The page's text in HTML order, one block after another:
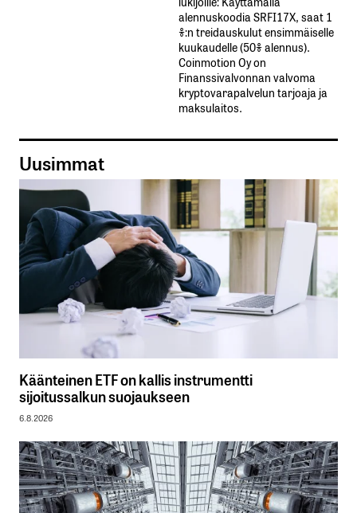
alennuskoodia​ ​SRFI17X,​ ​saat​ ​1
%:n treidauskulut​ ​ensimmäiselle​ ​
kuukaudelle​ ​(50%​ ​alennus).
Coinmotion Oy on
Finanssivalvonnan valvoma
kryptovarapalvelun tarjoaja ja
maksulaitos.
Uusimmat
Käänteinen ETF on kallis instrumentti
sijoitussalkun suojaukseen
6.8.2026